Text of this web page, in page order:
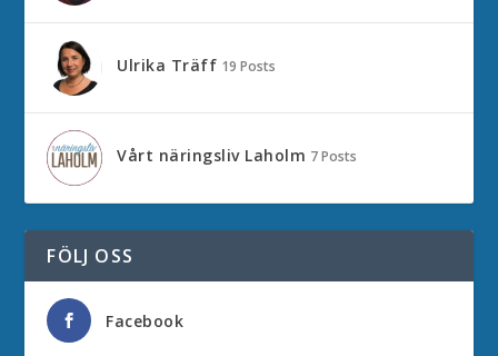
Ulrika Träff 19 Posts
Vårt näringsliv Laholm 7 Posts
FÖLJ OSS
Facebook